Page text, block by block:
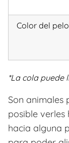
Color del pelo
*La cola puede
Son animales
posible
hacia alguna